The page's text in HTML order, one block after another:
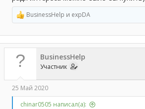
Р
е
а
к
ц
и
и
BusinessHelp и expDA
BusinessHelp
Участник
25 Май 2020
chinar0505 написал(а):